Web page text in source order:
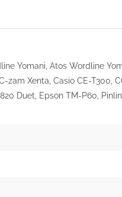
Yomani, Atos Wordline
Xenta, Casio CE-T300,
Duet, Epson TM-P60,